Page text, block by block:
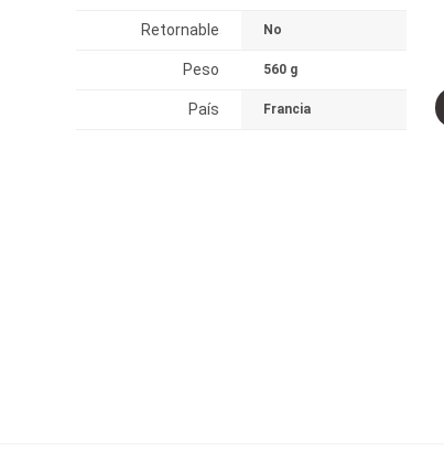
Retornable No
Peso 560 g
País Francia